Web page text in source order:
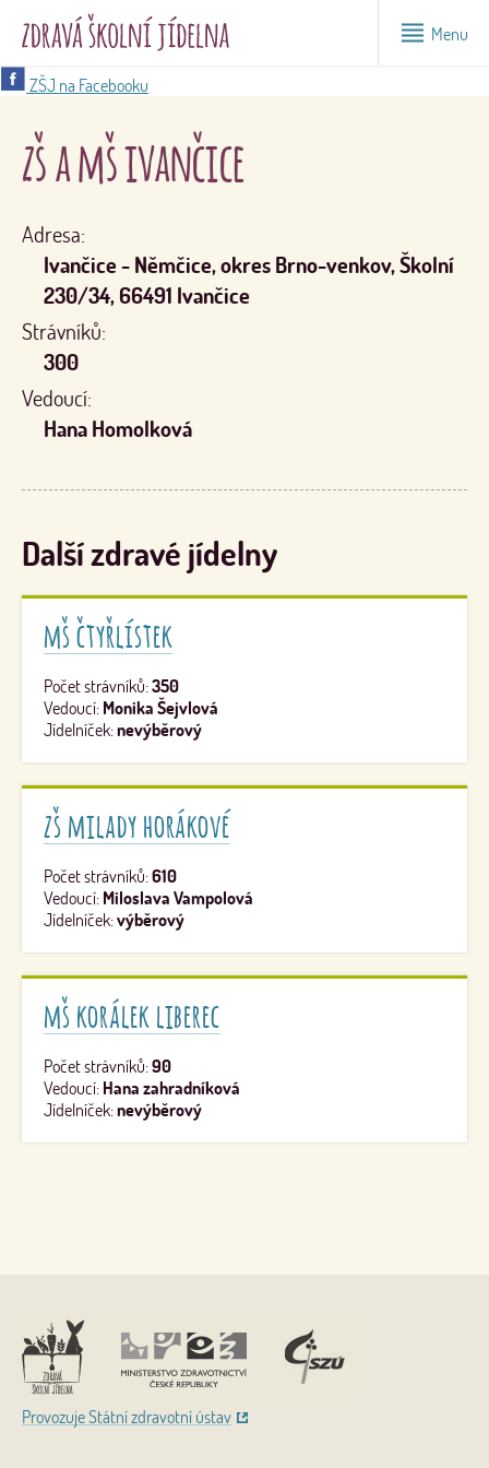
Menu
ZŠJ na Facebooku
zš a mš ivančice
Adresa:
Ivančice - Němčice, okres Brno-venkov, Školní
230/34, 66491 Ivančice
Strávníků:
300
Vedoucí:
Hana Homolková
Další zdravé jídelny
mš čtyřlístek
Počet strávníků:350
Vedoucí: Monika Šejvlová
Jídelníček:nevýběrový
zš milady horákové
Počet strávníků:610
Vedoucí: Miloslava Vampolová
Jídelníček:výběrový
mš korálek liberec
Počet strávníků:90
Vedoucí: Hana zahradníková
Jídelníček:nevýběrový
Provozuje Státní zdravotní ústav